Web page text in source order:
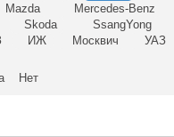
Mazda
Mercedes-Benz
Skoda
SsangYong
ИЖ Москвич УАЗ
Нет